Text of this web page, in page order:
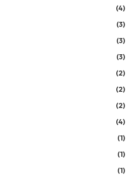
(4)
(3)
(3)
(3)
(2)
(2)
(2)
(4)
(1)
(1)
(1)